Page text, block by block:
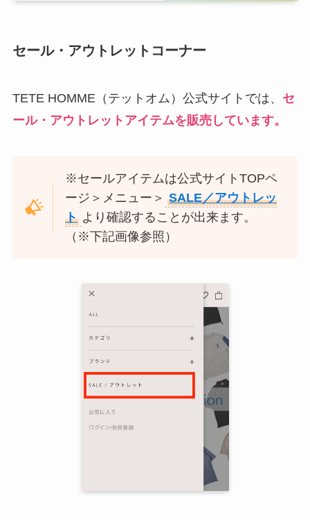
セール・アウトレットコーナー
TETE HOMME（テットオム）公式サイトでは、 セ
ール・アウトレットアイテムを販売しています。
※セールアイテムは公式サイトTOPペ
ージ＞メニュー＞ SALE／アウトレッ
ト より確認することが出来ます。
（※下記画像参照）